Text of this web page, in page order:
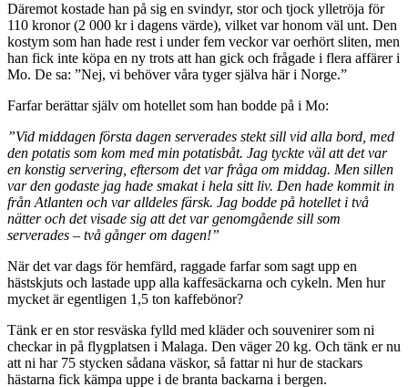
Däremot kostade han på sig en svindyr, stor och tjock ylletröja för
110 kronor (2 000 kr i dagens värde), vilket var honom väl unt. Den
kostym som han hade rest i under fem veckor var oerhört sliten, men
han fick inte köpa en ny trots att han gick och frågade i flera affärer i
Mo. De sa: ”Nej, vi behöver våra tyger själva här i Norge.”
Farfar berättar själv om hotellet som han bodde på i Mo:
”Vid middagen första dagen serverades stekt sill vid alla bord, med
den potatis som kom med min potatisbåt. Jag tyckte väl att det var
en konstig servering, eftersom det var fråga om middag. Men sillen
var den godaste jag hade smakat i hela sitt liv. Den hade kommit in
från Atlanten och var alldeles färsk. Jag bodde på hotellet i två
nätter och det visade sig att det var genomgående sill som
serverades – två gånger om dagen!”
När det var dags för hemfärd, raggade farfar som sagt upp en
hästskjuts och lastade upp alla kaffesäckarna och cykeln. Men hur
mycket är egentligen 1,5 ton kaffebönor?
Tänk er en stor resväska fylld med kläder och souvenirer som ni
checkar in på flygplatsen i Malaga. Den väger 20 kg. Och tänk er nu
att ni har 75 stycken sådana väskor, så fattar ni hur de stackars
hästarna fick kämpa uppe i de branta backarna i bergen.